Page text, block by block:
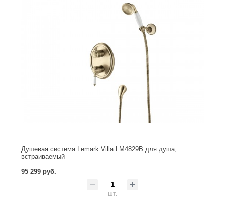
Душевая система Lemark Villa LM4829B для душа,
встраиваемый
95 299 руб.
шт.